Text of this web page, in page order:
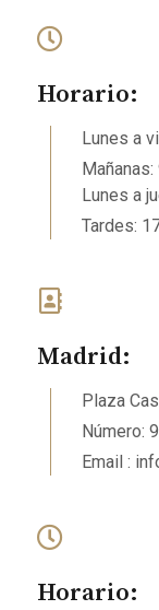
Horario:
Lunes a
Lunes a
Tardes:
Madrid:
Plaza
Número:
Email :
Horario: